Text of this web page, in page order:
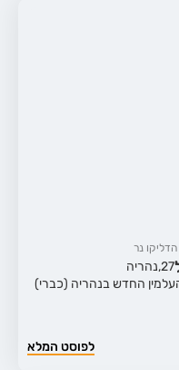
הדליקו נר
27, נהריה
החדש בנהריה (כברי)
לפוסט המלא